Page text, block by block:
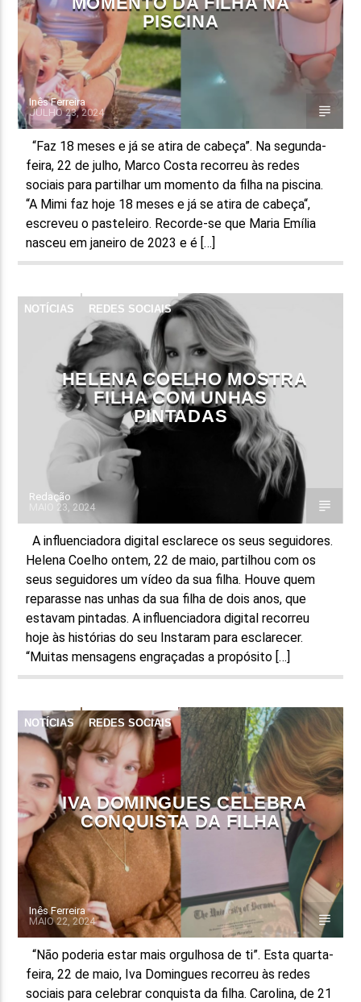
PISCINA
Inês Ferreira
JULHO 23, 2024
“Faz 18 meses e já se atira de cabeça”. Na segunda-
feira, 22 de julho, Marco Costa recorreu às redes
sociais para partilhar um momento da filha na piscina.
“A Mimi faz hoje 18 meses e já se atira de cabeça“,
escreveu o pasteleiro. Recorde-se que Maria Emília
nasceu em janeiro de 2023 e é […]
NOTÍCIAS REDES SOCIAIS
HELENA COELHO MOSTRA
FILHA COM UNHAS
PINTADAS
Redação
MAIO 23, 2024
A influenciadora digital esclarece os seus seguidores.
Helena Coelho ontem, 22 de maio, partilhou com os
seus seguidores um vídeo da sua filha. Houve quem
reparasse nas unhas da sua filha de dois anos, que
estavam pintadas. A influenciadora digital recorreu
hoje às histórias do seu Instaram para esclarecer.
“Muitas mensagens engraçadas a propósito […]
NOTÍCIAS REDES SOCIAIS
IVA DOMINGUES CELEBRA
CONQUISTA DA FILHA
Inês Ferreira
MAIO 22, 2024
“Não poderia estar mais orgulhosa de ti”. Esta quarta-
feira, 22 de maio, Iva Domingues recorreu às redes
sociais para celebrar conquista da filha. Carolina, de 21